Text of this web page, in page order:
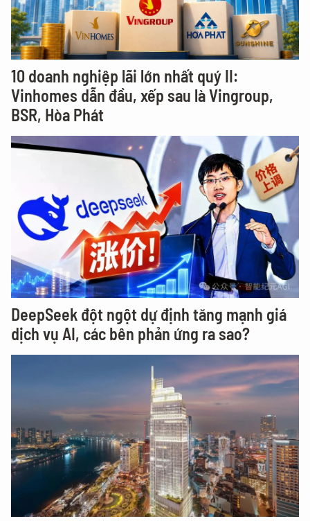
10 doanh nghiệp lãi lớn nhất quý II:
Vinhomes dẫn đầu, xếp sau là Vingroup,
BSR, Hòa Phát
DeepSeek đột ngột dự định tăng mạnh giá
dịch vụ AI, các bên phản ứng ra sao?